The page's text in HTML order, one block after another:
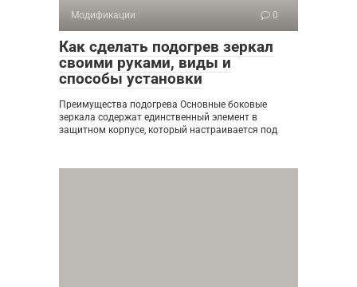
Модификации 0
Как сделать подогрев зеркал
своими руками, виды и
способы установки
Преимущества подогрева Основные боковые
зеркала содержат единственный элемент в
защитном корпусе, который настраивается под